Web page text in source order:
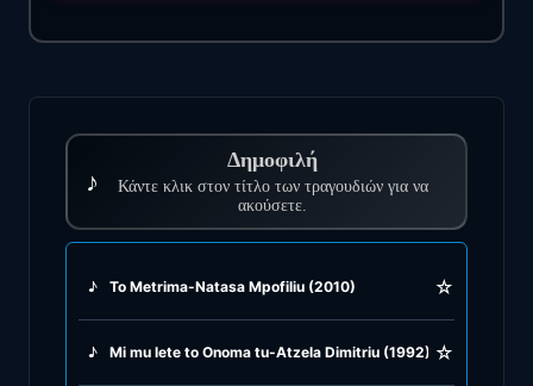
♪
Δημοφιλή
Κάντε κλικ στον τίτλο των τραγουδιών για να
ακούσετε.
♪ To Metrima-Natasa Mpofiliu (2010) ☆
♪ Mi mu lete to Onoma tu-Atzela Dimitriu (1992) ☆
♪ Greek Oriental
♪ Greek Rock